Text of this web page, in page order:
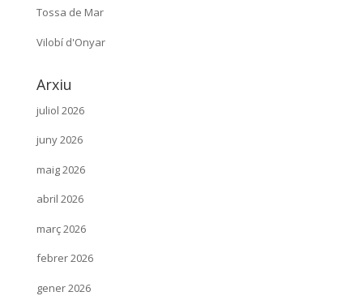
Tossa de Mar
Vilobí d'Onyar
Arxiu
juliol 2026
juny 2026
maig 2026
abril 2026
març 2026
febrer 2026
gener 2026